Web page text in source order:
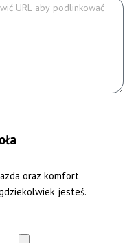
oraz komfort
jesteś.